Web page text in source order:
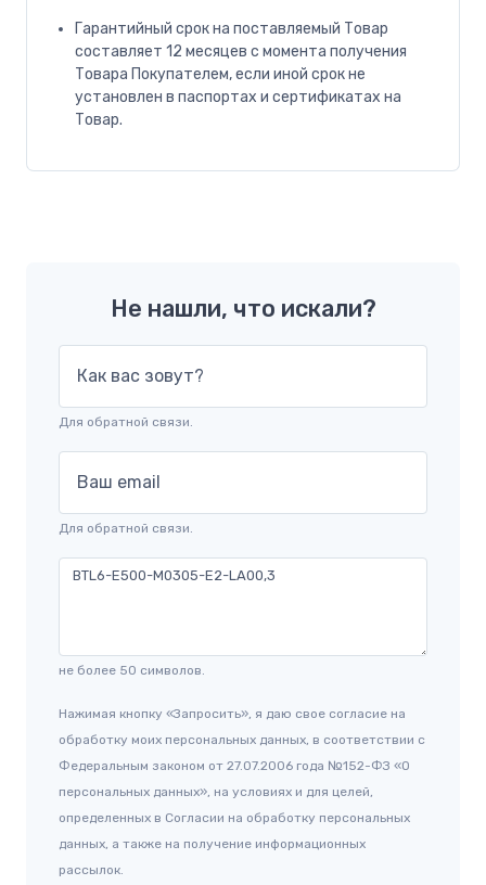
Гарантийный срок на поставляемый Товар
составляет 12 месяцев с момента получения
Товара Покупателем, если иной срок не
установлен в паспортах и сертификатах на
Товар.
Не нашли, что искали?
Как вас зовут?
Для обратной связи.
Ваш email
Для обратной связи.
не более 50 символов.
Нажимая кнопку «Запросить», я даю свое согласие на
обработку моих персональных данных, в соответствии с
Федеральным законом от 27.07.2006 года №152-ФЗ «О
персональных данных», на условиях и для целей,
определенных в Согласии на обработку персональных
данных, а также на получение информационных
рассылок.